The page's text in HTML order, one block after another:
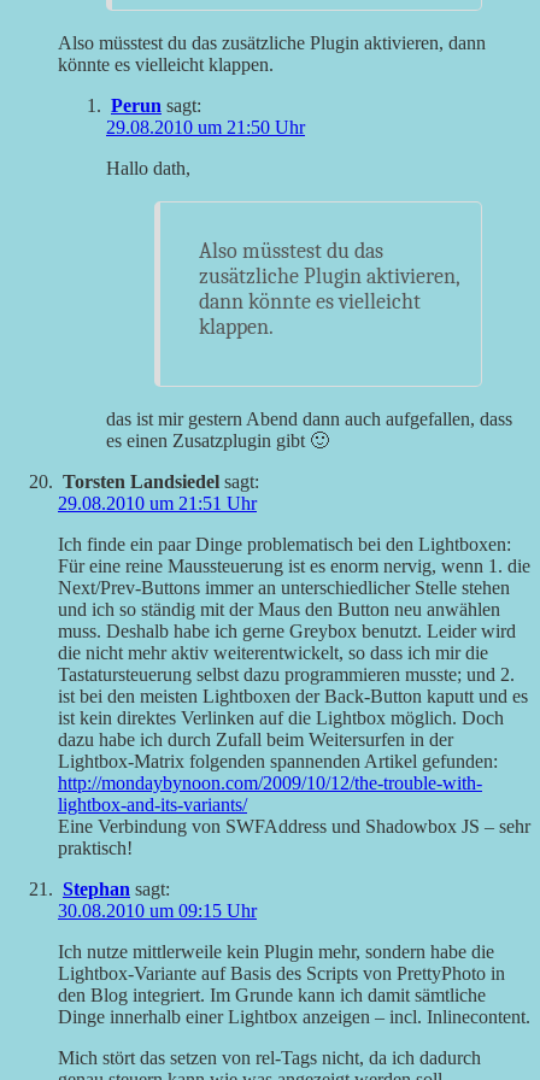
Also müsstest du das zusätzliche Plugin aktivieren, dann
könnte es vielleicht klappen.
Perun sagt:
29.08.2010 um 21:50 Uhr
Hallo dath,
Also müsstest du das
zusätzliche Plugin aktivieren,
dann könnte es vielleicht
klappen.
das ist mir gestern Abend dann auch aufgefallen, dass
es einen Zusatzplugin gibt 🙂
Torsten Landsiedel sagt:
29.08.2010 um 21:51 Uhr
Ich finde ein paar Dinge problematisch bei den Lightboxen:
Für eine reine Maussteuerung ist es enorm nervig, wenn 1. die
Next/Prev-Buttons immer an unterschiedlicher Stelle stehen
und ich so ständig mit der Maus den Button neu anwählen
muss. Deshalb habe ich gerne Greybox benutzt. Leider wird
die nicht mehr aktiv weiterentwickelt, so dass ich mir die
Tastatursteuerung selbst dazu programmieren musste; und 2.
ist bei den meisten Lightboxen der Back-Button kaputt und es
ist kein direktes Verlinken auf die Lightbox möglich. Doch
dazu habe ich durch Zufall beim Weitersurfen in der
Lightbox-Matrix folgenden spannenden Artikel gefunden:
http://mondaybynoon.com/2009/10/12/the-trouble-with-
lightbox-and-its-variants/
Eine Verbindung von SWFAddress und Shadowbox JS – sehr
praktisch!
Stephan sagt:
30.08.2010 um 09:15 Uhr
Ich nutze mittlerweile kein Plugin mehr, sondern habe die
Lightbox-Variante auf Basis des Scripts von PrettyPhoto in
den Blog integriert. Im Grunde kann ich damit sämtliche
Dinge innerhalb einer Lightbox anzeigen – incl. Inlinecontent.
Mich stört das setzen von rel-Tags nicht, da ich dadurch